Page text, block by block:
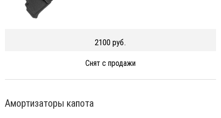
2100 руб.
Снят с продажи
Амортизаторы капота